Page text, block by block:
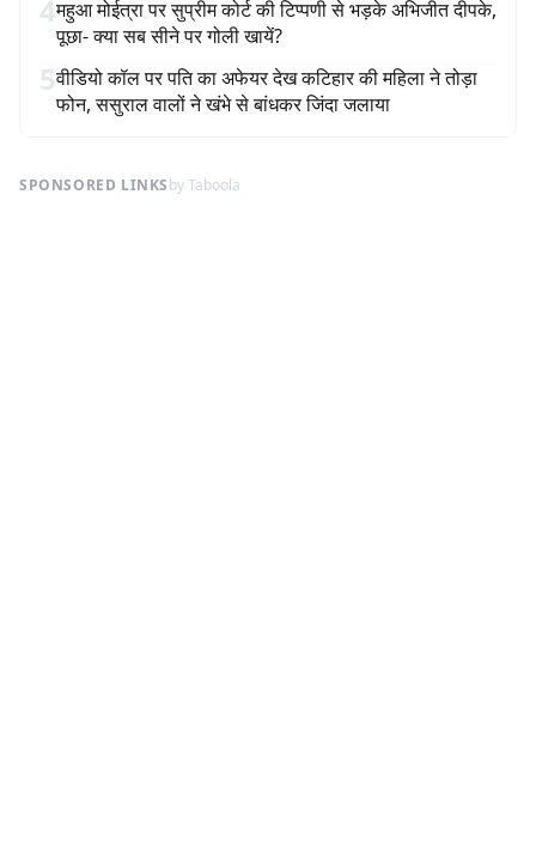
4महुआ मोईत्रा पर सुप्रीम कोर्ट की टिप्पणी से भड़के अभिजीत दीपके,
पूछा- क्या सब सीने पर गोली खायें?
5वीडियो कॉल पर पति का अफेयर देख कटिहार की महिला ने तोड़ा
फोन, ससुराल वालों ने खंभे से बांधकर जिंदा जलाया
SPONSORED LINKSby Taboola